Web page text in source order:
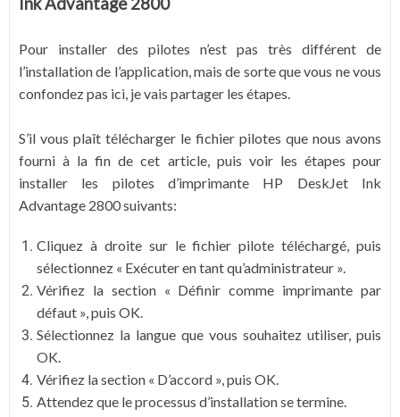
Pour installer des pilotes n’est pas très différent de
l’installation de l’application, mais de sorte que vous ne vous
confondez pas ici, je vais partager les étapes.
S’il vous plaît télécharger le fichier pilotes que nous avons
fourni à la fin de cet article, puis voir les étapes pour
installer les pilotes d’imprimante HP DeskJet Ink
Advantage 2800 suivants:
Cliquez à droite sur le fichier pilote téléchargé, puis
sélectionnez « Exécuter en tant qu’administrateur ».
Vérifiez la section « Définir comme imprimante par
défaut », puis OK.
Sélectionnez la langue que vous souhaitez utiliser, puis
OK.
Vérifiez la section « D’accord », puis OK.
Attendez que le processus d’installation se termine.